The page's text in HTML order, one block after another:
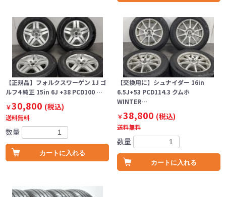
【正規品】フォルクスワーゲン 1J ゴ
ルフ4 純正 15in 6J +38 PCD100 …
￥30,800 (税込)
送料無料
数量
カートに入れる
【交換用に】シュナイダー 16in
6.5J+53 PCD114.3 クムホ
WINTER…
￥38,800 (税込)
送料無料
数量
カートに入れる